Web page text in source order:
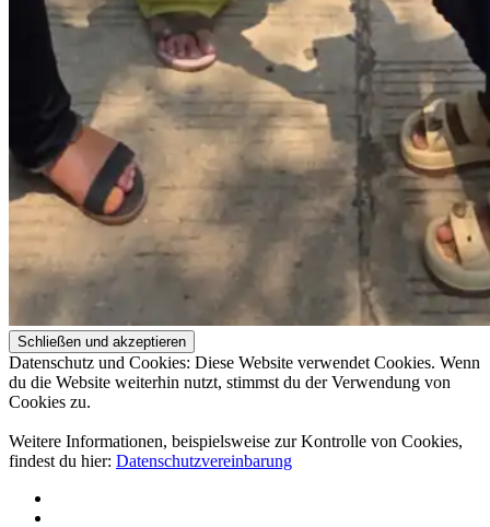
Datenschutz und Cookies: Diese Website verwendet Cookies. Wenn
du die Website weiterhin nutzt, stimmst du der Verwendung von
Cookies zu.
Weitere Informationen, beispielsweise zur Kontrolle von Cookies,
findest du hier: Datenschutzvereinbarung